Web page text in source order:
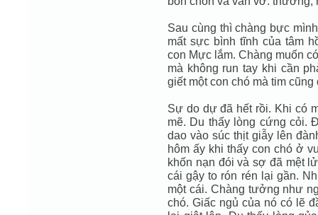
Sau cùng thì chàng bực
mất sực bình tĩnh của tâm
con Mực lắm. Chàng muốn
mà không run tay khi cần
giết một con chó mà tim cũng
Sự do dự đã hết rồi. Khi có
mẽ. Du thấy lòng cứng cỏi.
dao vào súc thịt giẫy lên
hôm ấy khi thấy con chó ở
khốn nạn đói và sợ đã mệt
cái gậy to rón rén lại gần.
một cái. Chàng tưởng như
chó. Giấc ngủ của nó có lẽ